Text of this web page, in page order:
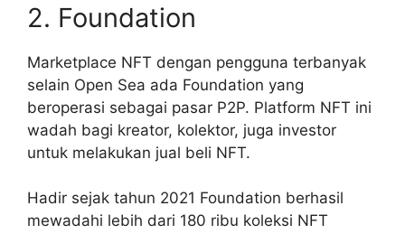
2. Foundation
Marketplace NFT dengan pengguna terbanyak
selain Open Sea ada Foundation yang
beroperasi sebagai pasar P2P. Platform NFT ini
wadah bagi kreator, kolektor, juga investor
untuk melakukan jual beli NFT.
Hadir sejak tahun 2021 Foundation berhasil
mewadahi lebih dari 180 ribu koleksi NFT